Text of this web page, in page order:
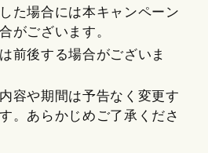
た場合には本キャンペーン
がございます。
前後する場合がございま
容や期間は予告なく変更す
。あらかじめご了承くださ